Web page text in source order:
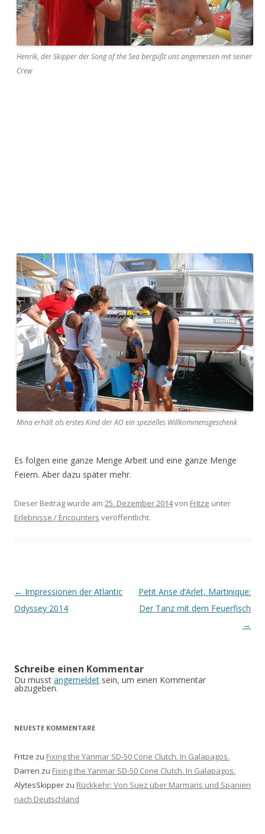
Henrik, der Skipper der Song of the Sea bergüßt uns angemessen mit seiner
Crew
Mina erhält als erstes Kind der AO ein spezielles Willkommensgeschenk
Es folgen eine ganze Menge Arbeit und eine ganze Menge
Feiern. Aber dazu später mehr.
Dieser Beitrag wurde am 25. Dezember 2014von Fritze unter
Erlebnisse / Encounters veröffentlicht.
Beitrags-
Navigation
← Impressionen der Atlantic
Odyssey 2014
Petit Anse d’Arlet, Martinique:
Der Tanz mit dem Feuerfisch
→
Schreibe einen Kommentar
Du musst angemeldet sein, um einen Kommentar
abzugeben.
NEUESTE KOMMENTARE
Fritze zu Fixing the Yanmar SD-50 Cone Clutch. In Galapagos.
Darren zu Fixing the Yanmar SD-50 Cone Clutch. In Galapagos.
AlytesSkipper zu Rückkehr: Von Suez über Marmaris und Spanien
nach Deutschland